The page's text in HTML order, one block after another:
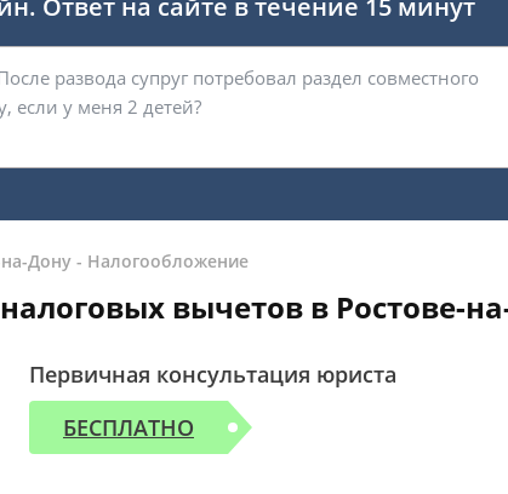
Ответ на сайте в течение 15 минут
Дону - Налогообложение
вычетов в Ростове-
Первичная консультация юриста
БЕСПЛАТНО